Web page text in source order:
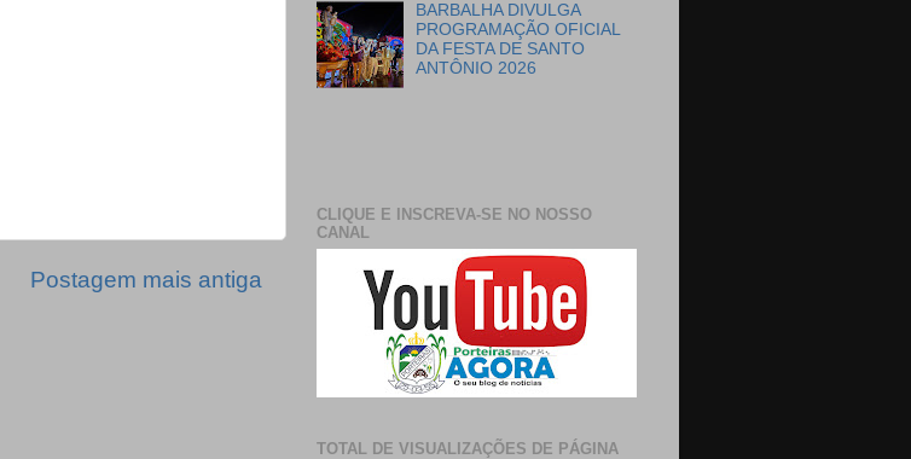
Postagem mais antiga
BARBALHA DIVULGA
PROGRAMAÇÃO OFICIAL
DA FESTA DE SANTO
ANTÔNIO 2026
CLIQUE E INSCREVA-SE NO NOSSO
CANAL
TOTAL DE VISUALIZAÇÕES DE PÁGINA